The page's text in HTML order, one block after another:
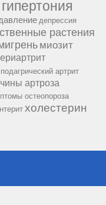
гипертония
депрессия
растения
миозит
подагрический артрит
артроза
остеопороза
холестерин